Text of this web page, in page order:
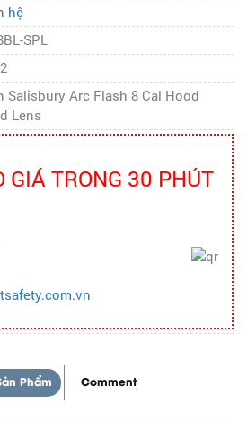
hệ
SPL
Salisbury Arc Flash 8 Cal Hood
Lens
GIÁ TRONG 30 PHÚT
Phẩm Comment